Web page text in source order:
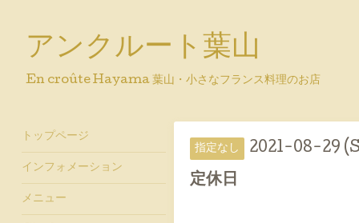
アンクルート葉山
En croûte Hayama 葉山・小さなフランス料理のお店
指定なし 2021-08-29
定休日
トップページ
インフォメーション
メニュー